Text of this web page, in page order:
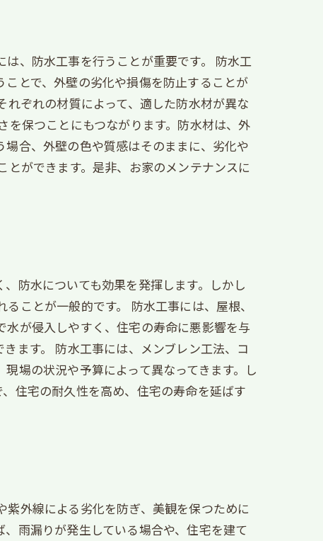
、防水工事を行うことが重要です。 防水工
とで、外壁の劣化や損傷を防止することが
ぞれの材質によって、適した防水材が異な
を保つことにもつながります。防水材は、外
合、外壁の色や質感はそのままに、劣化や
ができます。是非、お家のメンテナンスに
防水についても効果を発揮します。しかし
ことが一般的です。 防水工事には、屋根、
が侵入しやすく、住宅の寿命に悪影響を与
ます。 防水工事には、メンブレン工法、コ
場の状況や予算によって異なってきます。し
住宅の耐久性を高め、住宅の寿命を延ばす
外線による劣化を防ぎ、美観を保つために
雨漏りが発生している場合や、住宅を建て